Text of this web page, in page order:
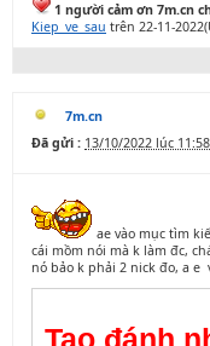
1 người cảm ơn 7m.cn
Kiep_ve_sau trên 22-11-
7m.cn
Đã gửi : 13/10/2022 lúc
ae vào mục tìm
cái mồm nói mà k làm đc,
nó bảo k phải 2 nick đo, a
Tao đánh